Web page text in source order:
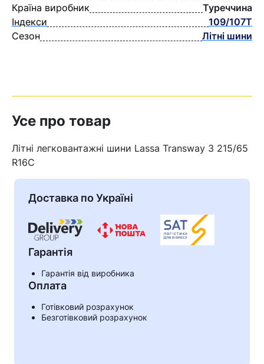
Кошик
Країна виробник
Туреччина
Індекси
109/107T
Сезон
Літні шини
Усе про товар
Літні легковантажні шини Lassa Transway 3 215/65
R16C
Доставка по Україні
Гарантія
Гарантія від виробника
Оплата
Готівковий розрахунок
Безготівковий розрахунок